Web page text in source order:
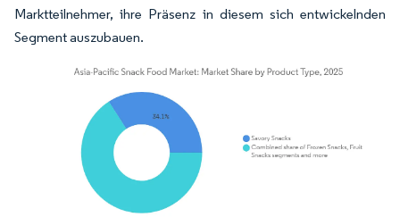
Marktteilnehmer, ihre Präsenz in diesem sich entwickelnden
Segment auszubauen.